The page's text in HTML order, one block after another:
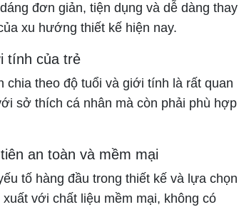
đơn giản, tiện dụng và dễ dàng thay
xu hướng thiết kế hiện nay.
tính của trẻ
chia theo độ tuổi và giới tính là rất quan
sở thích cá nhân mà còn phải phù hợp
an toàn và mềm mại
tố hàng đầu trong thiết kế và lựa chọn
với chất liệu mềm mại, không có